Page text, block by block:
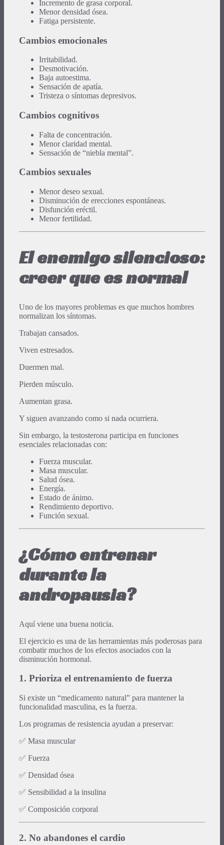
Incremento de grasa corporal.
Menor densidad ósea.
Fatiga persistente.
Cambios emocionales
Irritabilidad.
Desmotivación.
Baja autoestima.
Sensación de apatía.
Tristeza o síntomas depresivos.
Cambios cognitivos
Falta de concentración.
Menor claridad mental.
Sensación de “niebla mental”.
Cambios sexuales
Menor deseo sexual.
Disminución de erecciones espontáneas.
Disfunción eréctil.
Menor fertilidad.
El enemigo silencioso:
creer que es normal
Uno de los mayores problemas es que muchos hombres
normalizan los síntomas.
Trabajan cansados.
Viven estresados.
Duermen mal.
Pierden músculo.
Aumentan grasa.
Y siguen avanzando como si nada ocurriera.
Sin embargo, la testosterona participa en funciones
esenciales relacionadas con:
Fuerza muscular.
Masa muscular.
Salud ósea.
Energía.
Estado de ánimo.
Rendimiento deportivo.
Función sexual.
¿Cómo entrenar
durante la
andropausia?
Aquí viene una buena noticia.
El ejercicio es una de las herramientas más poderosas para
combatir muchos de los efectos asociados con la
disminución hormonal.
1. Prioriza el entrenamiento de fuerza
Si existe un “medicamento natural” para mantener la
funcionalidad masculina, es la fuerza.
Los programas de resistencia ayudan a preservar:
✅ Masa muscular
✅ Fuerza
✅ Densidad ósea
✅ Sensibilidad a la insulina
✅ Composición corporal
2. No abandones el cardio